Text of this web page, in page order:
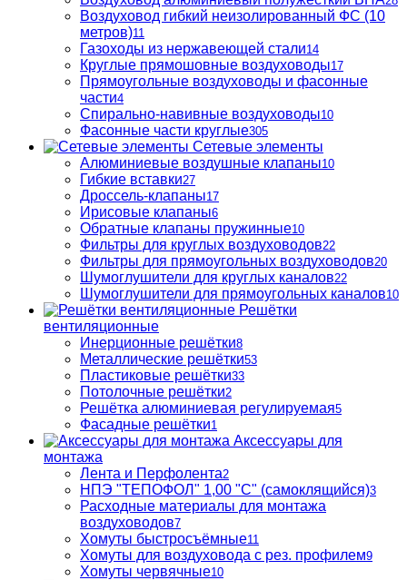
Воздуховод гибкий неизолированный ФС (10
метров)11
Газоходы из нержавеющей стали14
Круглые прямошовные воздуховоды17
Прямоугольные воздуховоды и фасонные
части4
Спирально-навивные воздуховоды10
Фасонные части круглые305
Сетевые элементы
Алюминиевые воздушные клапаны10
Гибкие вставки27
Дроссель-клапаны17
Ирисовые клапаны6
Обратные клапаны пружинные10
Фильтры для круглых воздуховодов22
Фильтры для прямоугольных воздуховодов20
Шумоглушители для круглых каналов22
Шумоглушители для прямоугольных каналов10
Решётки
вентиляционные
Инерционные решётки8
Металлические решётки53
Пластиковые решётки33
Потолочные решётки2
Решётка алюминиевая регулируемая5
Фасадные решётки1
Аксессуары для
монтажа
Лента и Перфолента2
НПЭ "ТЕПОФОЛ" 1,00 "С" (самоклящийся)3
Расходные материалы для монтажа
воздуховодов7
Хомуты быстросъёмные11
Хомуты для воздуховода с рез. профилем9
Хомуты червячные10